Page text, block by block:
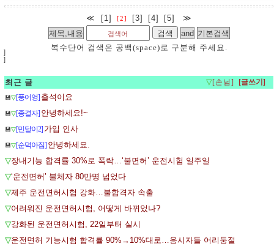
≪ [1] [2] [3] [4] [5] ≫
복수단어 검색은 공백(space)로 구분해 주세요.
]
]
최근 글 ▽[손님]
💾▽[풍어엉] 출석이요
💾▽[종결자] 안녕하세요!~
💾▽[민달이2] 가입 인사
💾▽[순덕아짐] 안녕하세요.
▽장내기능 합격률 30%로 폭락…‘불면허’ 운전시험 일주일
▽‘운전면허’ 불체자 80만명 넘었다
▽제주 운전면허시험 강화…불합격자 속출
▽어려워진 운전면허시험, 어떻게 바뀌었나?
▽강화된 운전면허시험, 22일부터 실시
▽운전면허 기능시험 합격률 90%→10%대로…응시자들 어리둥절